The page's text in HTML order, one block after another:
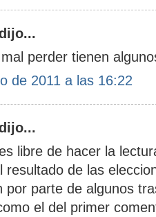
perder tienen
de 2011 a las 16:22
libre de hacer la
resultado de las
por parte de algunos
el del primer